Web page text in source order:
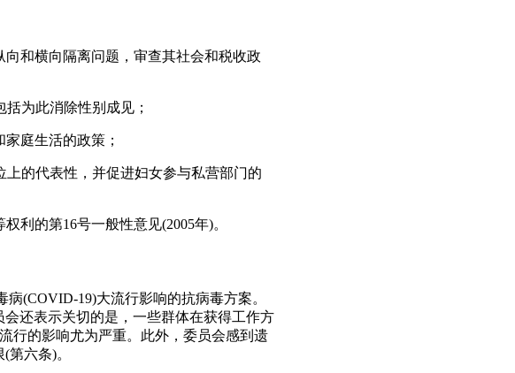
和横向隔离问题，审查其社会和税收政
为此消除性别成见；
庭生活的政策；
的代表性，并促进妇女参与私营部门的
利的第16号一般性意见(2005年)。
(COVID-19)大流行影响的抗病毒方案。
还表示关切的是，一些群体在获得工作方
行的影响尤为严重。此外，委员会感到遗
六条)。